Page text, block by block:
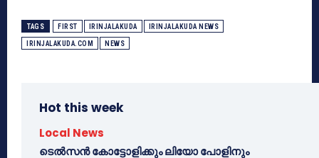
TAGS FIRST IRINJALAKUDA IRINJALAKUDA NEWS
IRINJALAKUDA.COM NEWS
Hot this week
Local News
ടെൽസൻ കോട്ടോളിക്കും ലിയോ പോളിനും